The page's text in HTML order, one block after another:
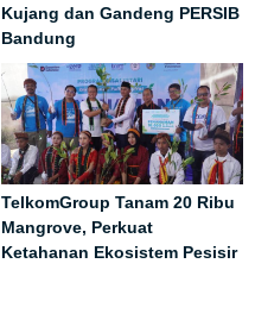
Kujang dan Gandeng PERSIB
Bandung
TelkomGroup Tanam 20 Ribu
Mangrove, Perkuat
Ketahanan Ekosistem Pesisir